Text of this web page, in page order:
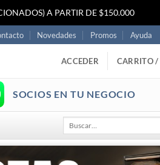
A PARTIR DE $150.000
Novedades Promos Ayuda
ACCEDER CARRITO /
SOCIOS EN TU NEGOCIO
por: